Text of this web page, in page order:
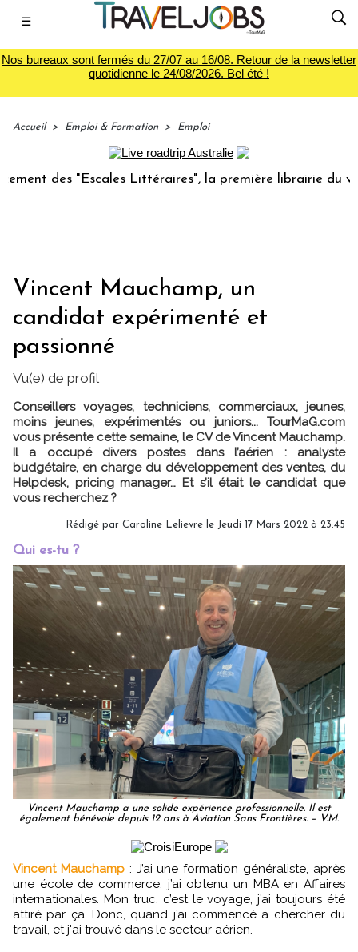
☰
Nos bureaux sont fermés du 27/07 au 16/08. Retour de la newsletter
quotidienne le 24/08/2026. Bel été !
Accueil > Emploi & Formation > Emploi
"Escales Littéraires", la première librairie du voyage
Vincent Mauchamp, un
candidat expérimenté et
passionné
Vu(e) de profil
Conseillers voyages, techniciens, commerciaux, jeunes,
moins jeunes, expérimentés ou juniors... TourMaG.com
vous présente cette semaine, le CV de Vincent Mauchamp.
Il a occupé divers postes dans l’aérien : analyste
budgétaire, en charge du développement des ventes, du
Helpdesk, pricing manager… Et s’il était le candidat que
vous recherchez ?
Rédigé par Caroline Lelievre le Jeudi 17 Mars 2022 à 23:45
Qui es-tu ?
Vincent Mauchamp a une solide expérience professionnelle. Il est
également bénévole depuis 12 ans à Aviation Sans Frontières. – V.M.
Vincent Mauchamp: J’ai une formation généraliste, après
une école de commerce, j’ai obtenu un MBA en Affaires
internationales. Mon truc, c’est le voyage, j’ai toujours été
attiré par ça. Donc, quand j’ai commencé à chercher du
travail, et j'ai trouvé dans le secteur aérien.